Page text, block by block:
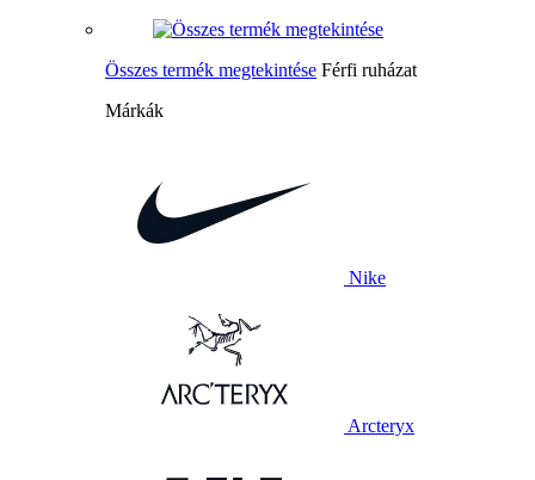
Összes termék megtekintése Férfi ruházat
Márkák
Nike
Arcteryx